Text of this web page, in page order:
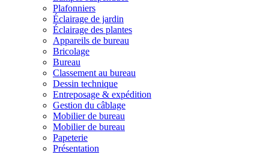
Plafonniers
Éclairage de jardin
Éclairage des plantes
Appareils de bureau
Bricolage
Bureau
Classement au bureau
Dessin technique
Entreposage & expédition
Gestion du câblage
Mobilier de bureau
Mobilier de bureau
Papeterie
Présentation